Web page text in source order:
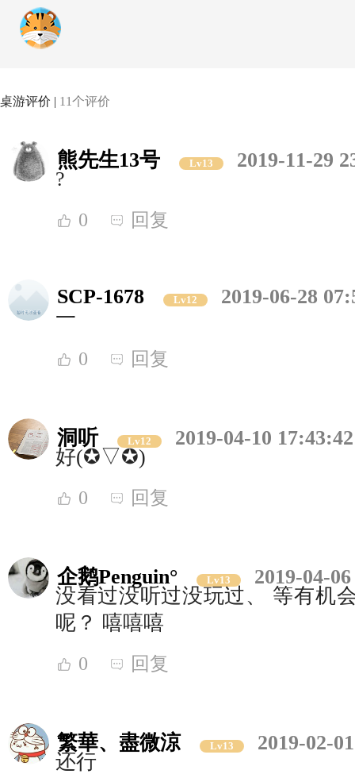
Lavoie,Stephanie Pui-Mun Law,Brandon
Nicola Leonard,Randy Liu,Monika
McAllister,Malcolm McClinton,Bradley
桌游评价 | 11个评价
熊先生13号 Lv13
2019-11-29
?
0 回复
SCP-1678 Lv12
2019-06-28
一
0 回复
洞听 Lv12
2019-04-10 17:43:42
好(✪▽✪)
0 回复
企鹅Penguin° Lv13
2019-04-
没看过没听过没玩过、 等有机
呢？ 嘻嘻嘻
0 回复
繁華、盡微涼 Lv13
2019-02-
还行